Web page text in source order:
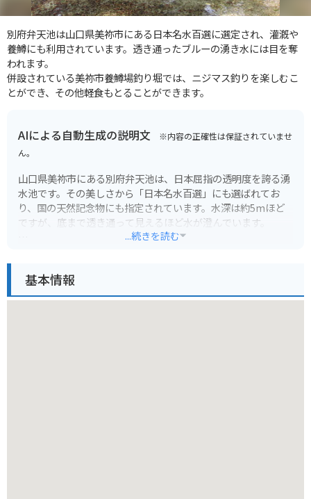
別府弁天池は山口県美祢市にある日本名水百選に選定され、灌漑や
養鱒にも利用されています。透き通ったブルーの湧き水には目を奪
われます。
併設されている美祢市養鱒場釣り堀では、ニジマス釣りを楽しむこ
とができ、その他軽食もとることができます。
AIによる自動生成の説明文 ※内容の正確性は保証されていませ
ん。
山口県美祢市にある別府弁天池は、日本屈指の透明度を誇る湧
水池です。その美しさから「日本名水百選」にも選ばれてお
り、国の天然記念物にも指定されています。水深は約5mほど
ですが、底まで透き通って見えるほど水が澄んでいます。
は、一見の価値ありです。池の周りには遊歩道が整備されてお
り、美しい景色を眺めながら散策を楽しむことができます。ま
...続きを読む
基本情報